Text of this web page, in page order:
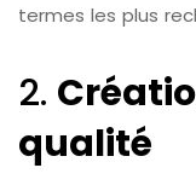
termes les plus
2.
qualité